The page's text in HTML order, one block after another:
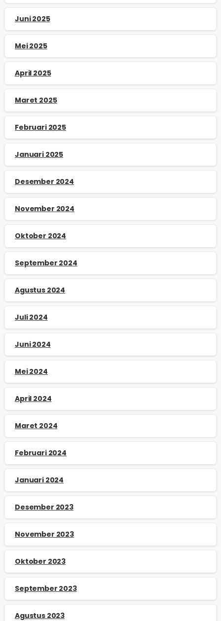
Juni 2025
Mei 2025
April 2025
Maret 2025
Februari 2025
Januari 2025
Desember 2024
November 2024
Oktober 2024
September 2024
Agustus 2024
Juli 2024
Juni 2024
Mei 2024
April 2024
Maret 2024
Februari 2024
Januari 2024
Desember 2023
November 2023
Oktober 2023
September 2023
Agustus 2023